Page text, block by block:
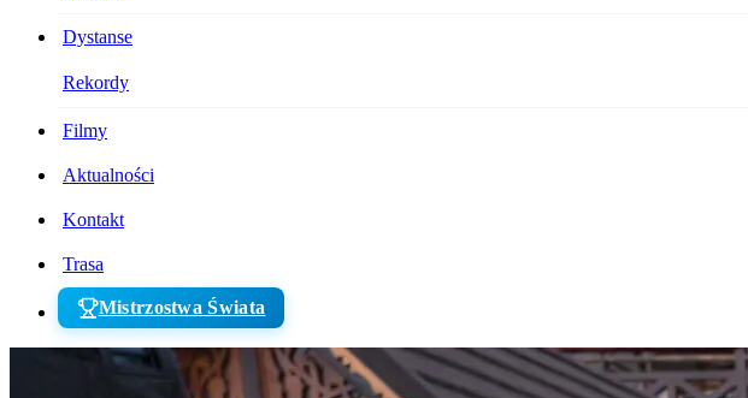
Dystanse
Rekordy
Filmy
Aktualności
Kontakt
Trasa
Mistrzostwa Świata